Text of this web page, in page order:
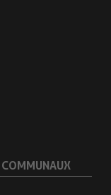
COMMUNAUX